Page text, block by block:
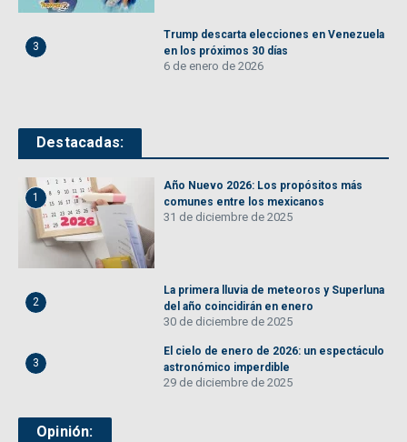
3
Trump descarta elecciones en Venezuela
en los próximos 30 días
6 de enero de 2026
Destacadas:
1
Año Nuevo 2026: Los propósitos más
comunes entre los mexicanos
31 de diciembre de 2025
2
La primera lluvia de meteoros y Superluna
del año coincidirán en enero
30 de diciembre de 2025
3
El cielo de enero de 2026: un espectáculo
astronómico imperdible
29 de diciembre de 2025
Opinión: